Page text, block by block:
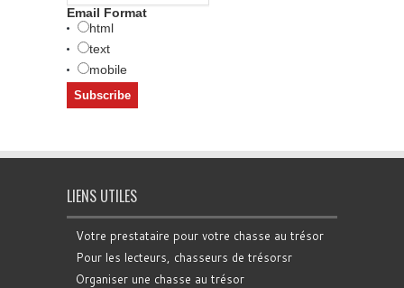
Email Format
html
text
mobile
LIENS UTILES
Votre prestataire pour votre chasse au trésor
Pour les lecteurs, chasseurs de trésorsr
Organiser une chasse au trésor